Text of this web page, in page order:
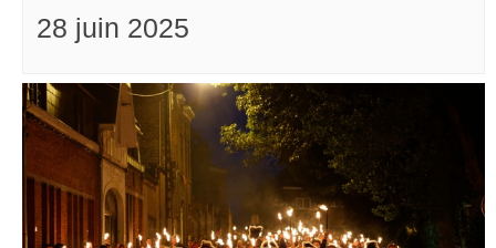
28 juin 2025